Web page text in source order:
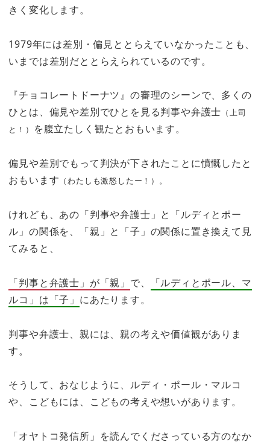
きく変化します。
1979年には差別・偏見ととらえていなかったことも、
いまでは差別だととらえられているのです。
『チョコレートドーナツ』の審理のシーンで、多くの
ひとは、偏見や差別でひとを見る判事や弁護士 （上司
と！）
を腹立たしく観たとおもいます。
偏見や差別でもって判決が下されたことに憤慨したと
おもいます （わたしも激怒したー！）。
けれども、あの「判事や弁護士」と「ルディとポー
ル」の関係を、「親」と「子」の関係に置き換えて見
てみると、
「判事と弁護士」が「親」 で、
「ルディとポール、マ
ルコ」は「子」 にあたります。
判事や弁護士、親には、親の考えや価値観がありま
す。
そうして、おなじように、ルディ・ポール・マルコ
や、こどもには、こどもの考えや想いがあります。
「オヤトコ発信所」を読んでくださっている方のなか